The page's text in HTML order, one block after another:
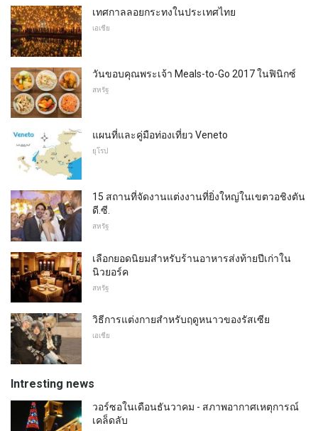
เทศกาลลอยกระทงในประเทศไทย
เอเชีย
วันขอบคุณพระเจ้า Meals-to-Go 2017 ในฟินิกซ์
สหรัฐ
แผนที่และคู่มือท่องเที่ยว Veneto
ยุโรป
15 สถานที่จัดงานแต่งงานที่ยิ่งใหญ่ในเขตวอชิงตัน
ดี.ซี.
สหรัฐ
เลือกยอดนิยมสำหรับร้านอาหารส่งท้ายปีเก่าใน
นิวยอร์ค
สหรัฐ
วิธีการแต่งกายสำหรับฤดูหนาวของรัสเซีย
เอเชีย
Intresting news
วอร์ซอในเดือนธันวาคม - สภาพอากาศเหตุการณ์
เคล็ดลับ